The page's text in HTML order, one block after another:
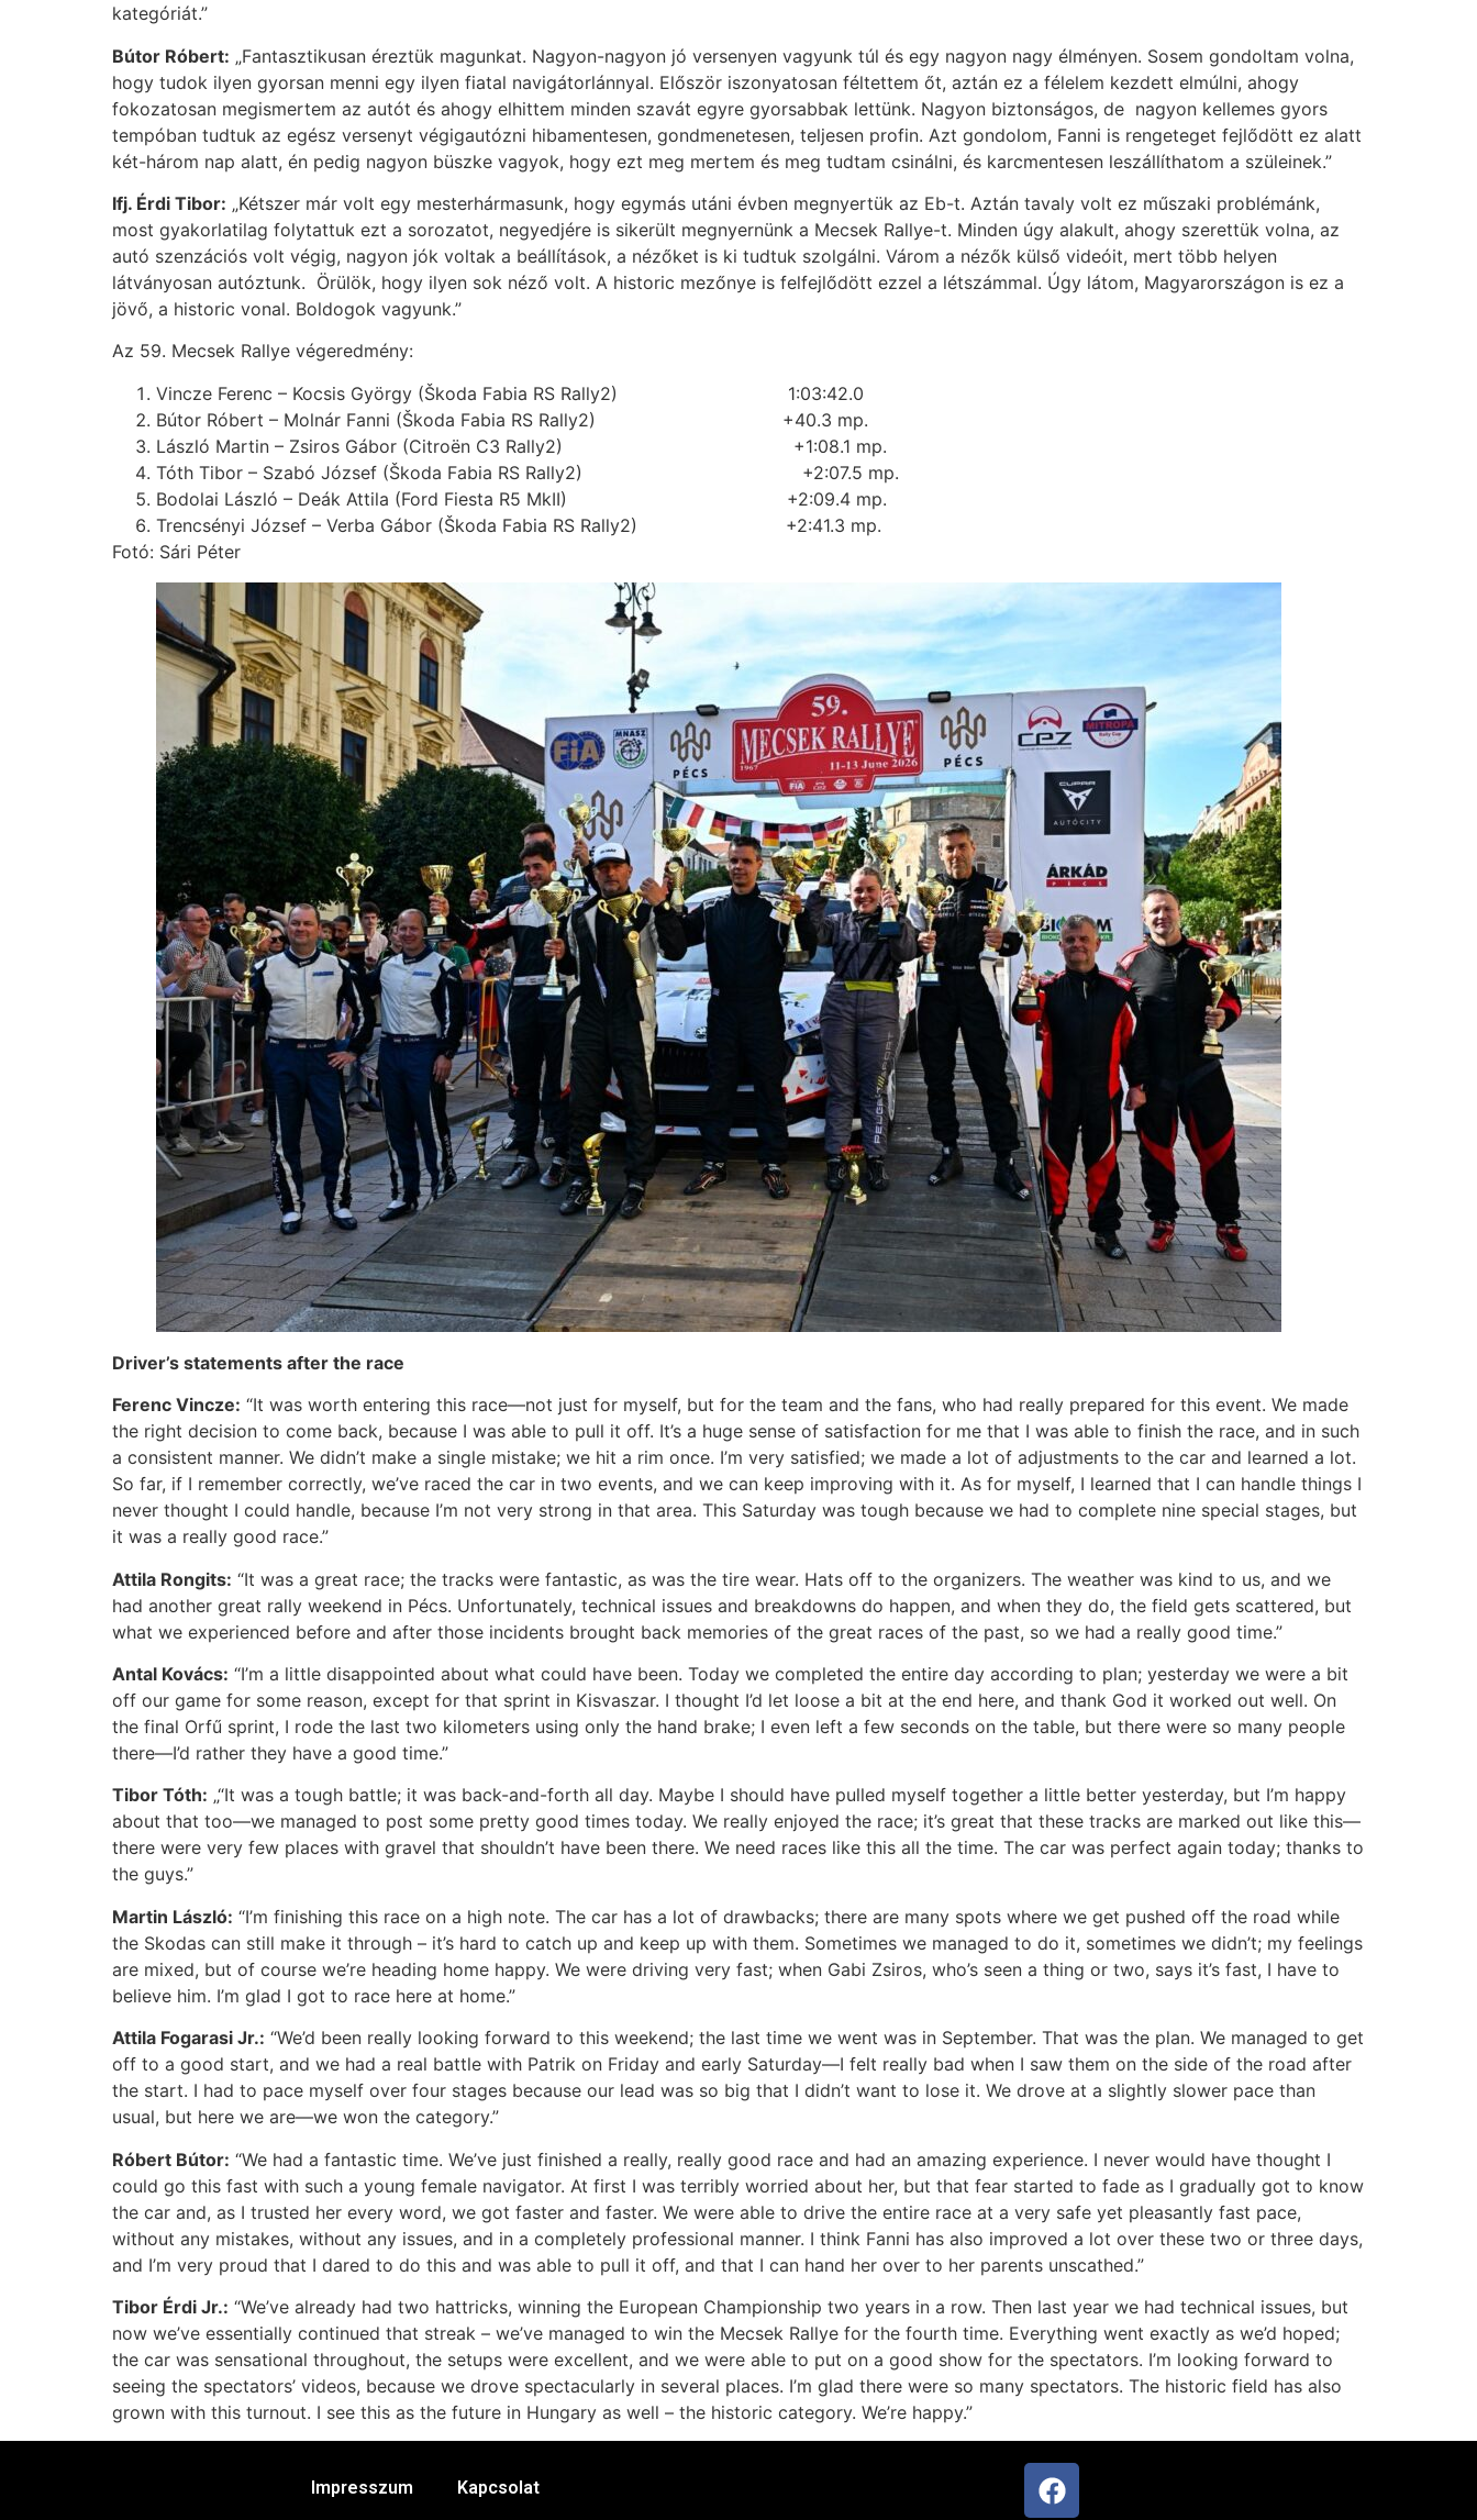
kategóriát.”
Bútor Róbert: „Fantasztikusan éreztük magunkat. Nagyon-nagyon jó versenyen vagyunk túl és egy nagyon nagy élményen. Sosem gondoltam volna,
hogy tudok ilyen gyorsan menni egy ilyen fiatal navigátorlánnyal. Először iszonyatosan féltettem őt, aztán ez a félelem kezdett elmúlni, ahogy
fokozatosan megismertem az autót és ahogy elhittem minden szavát egyre gyorsabbak lettünk. Nagyon biztonságos, de nagyon kellemes gyors
tempóban tudtuk az egész versenyt végigautózni hibamentesen, gondmenetesen, teljesen profin. Azt gondolom, Fanni is rengeteget fejlődött ez alatt
két-három nap alatt, én pedig nagyon büszke vagyok, hogy ezt meg mertem és meg tudtam csinálni, és karcmentesen leszállíthatom a szüleinek.”
Ifj. Érdi Tibor: „Kétszer már volt egy mesterhármasunk, hogy egymás utáni évben megnyertük az Eb-t. Aztán tavaly volt ez műszaki problémánk,
most gyakorlatilag folytattuk ezt a sorozatot, negyedjére is sikerült megnyernünk a Mecsek Rallye-t. Minden úgy alakult, ahogy szerettük volna, az
autó szenzációs volt végig, nagyon jók voltak a beállítások, a nézőket is ki tudtuk szolgálni. Várom a nézők külső videóit, mert több helyen
látványosan autóztunk. Örülök, hogy ilyen sok néző volt. A historic mezőnye is felfejlődött ezzel a létszámmal. Úgy látom, Magyarországon is ez a
jövő, a historic vonal. Boldogok vagyunk.”
Az 59. Mecsek Rallye végeredmény:
Vincze Ferenc – Kocsis György (Škoda Fabia RS Rally2) 1:03:42.0
Bútor Róbert – Molnár Fanni (Škoda Fabia RS Rally2) +40.3 mp.
László Martin – Zsiros Gábor (Citroën C3 Rally2) +1:08.1 mp.
Tóth Tibor – Szabó József (Škoda Fabia RS Rally2) +2:07.5 mp.
Bodolai László – Deák Attila (Ford Fiesta R5 MkII) +2:09.4 mp.
Trencsényi József – Verba Gábor (Škoda Fabia RS Rally2) +2:41.3 mp.
Fotó: Sári Péter
Driver’s statements after the race
Ferenc Vincze: “It was worth entering this race—not just for myself, but for the team and the fans, who had really prepared for this event. We made
the right decision to come back, because I was able to pull it off. It’s a huge sense of satisfaction for me that I was able to finish the race, and in such
a consistent manner. We didn’t make a single mistake; we hit a rim once. I’m very satisfied; we made a lot of adjustments to the car and learned a lot.
So far, if I remember correctly, we’ve raced the car in two events, and we can keep improving with it. As for myself, I learned that I can handle things I
never thought I could handle, because I’m not very strong in that area. This Saturday was tough because we had to complete nine special stages, but
it was a really good race.”
Attila Rongits: “It was a great race; the tracks were fantastic, as was the tire wear. Hats off to the organizers. The weather was kind to us, and we
had another great rally weekend in Pécs. Unfortunately, technical issues and breakdowns do happen, and when they do, the field gets scattered, but
what we experienced before and after those incidents brought back memories of the great races of the past, so we had a really good time.”
Antal Kovács: “I’m a little disappointed about what could have been. Today we completed the entire day according to plan; yesterday we were a bit
off our game for some reason, except for that sprint in Kisvaszar. I thought I’d let loose a bit at the end here, and thank God it worked out well. On
the final Orfű sprint, I rode the last two kilometers using only the hand brake; I even left a few seconds on the table, but there were so many people
there—I’d rather they have a good time.”
Tibor Tóth: „“It was a tough battle; it was back-and-forth all day. Maybe I should have pulled myself together a little better yesterday, but I’m happy
about that too—we managed to post some pretty good times today. We really enjoyed the race; it’s great that these tracks are marked out like this—
there were very few places with gravel that shouldn’t have been there. We need races like this all the time. The car was perfect again today; thanks to
the guys.”
Martin László: “I’m finishing this race on a high note. The car has a lot of drawbacks; there are many spots where we get pushed off the road while
the Skodas can still make it through – it’s hard to catch up and keep up with them. Sometimes we managed to do it, sometimes we didn’t; my feelings
are mixed, but of course we’re heading home happy. We were driving very fast; when Gabi Zsiros, who’s seen a thing or two, says it’s fast, I have to
believe him. I’m glad I got to race here at home.”
Attila Fogarasi Jr.: “We’d been really looking forward to this weekend; the last time we went was in September. That was the plan. We managed to get
off to a good start, and we had a real battle with Patrik on Friday and early Saturday—I felt really bad when I saw them on the side of the road after
the start. I had to pace myself over four stages because our lead was so big that I didn’t want to lose it. We drove at a slightly slower pace than
usual, but here we are—we won the category.”
Róbert Bútor: “We had a fantastic time. We’ve just finished a really, really good race and had an amazing experience. I never would have thought I
could go this fast with such a young female navigator. At first I was terribly worried about her, but that fear started to fade as I gradually got to know
the car and, as I trusted her every word, we got faster and faster. We were able to drive the entire race at a very safe yet pleasantly fast pace,
without any mistakes, without any issues, and in a completely professional manner. I think Fanni has also improved a lot over these two or three days,
and I’m very proud that I dared to do this and was able to pull it off, and that I can hand her over to her parents unscathed.”
Tibor Érdi Jr.: “We’ve already had two hattricks, winning the European Championship two years in a row. Then last year we had technical issues, but
now we’ve essentially continued that streak – we’ve managed to win the Mecsek Rallye for the fourth time. Everything went exactly as we’d hoped;
the car was sensational throughout, the setups were excellent, and we were able to put on a good show for the spectators. I’m looking forward to
seeing the spectators’ videos, because we drove spectacularly in several places. I’m glad there were so many spectators. The historic field has also
grown with this turnout. I see this as the future in Hungary as well – the historic category. We’re happy.”
Impresszum Kapcsolat